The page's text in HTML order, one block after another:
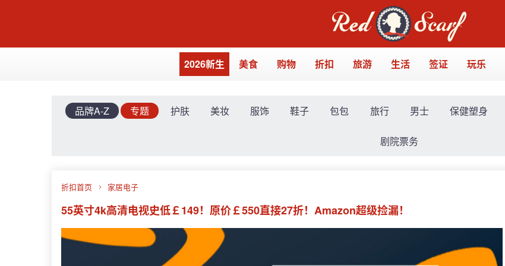
2026新生 美食 购物 折扣 旅游 生活 签证 玩乐
品牌A-Z 专题 护肤 美妆 服饰 鞋子 包包 旅行 男士 保健塑身
剧院票务
折扣首页 家居电子
55英寸4k高清电视史低￡149！原价￡550直接27折！Amazon超级捡漏！